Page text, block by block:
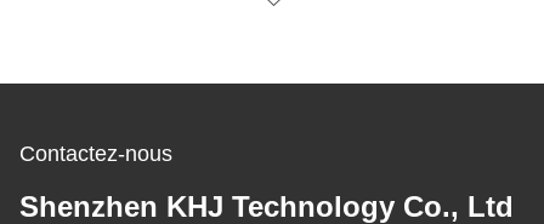
Contactez-nous
Shenzhen KHJ Technology Co., Ltd